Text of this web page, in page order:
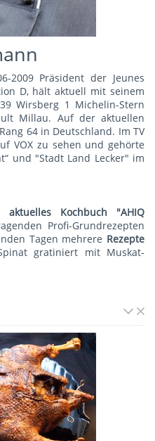
2009 Präsident der Jeunes
D, hält aktuell mit seinem
Wirsberg 1 Michelin-Stern
Millau. Auf der aktuellen
64 in Deutschland. Im TV
VOX zu sehen und gehörte
und "Stadt Land Lecker" im
aktuelles Kochbuch "AHIQ
Profi-Grundrezepten
Tagen mehrere Rezepte
gratiniert mit Muskat-